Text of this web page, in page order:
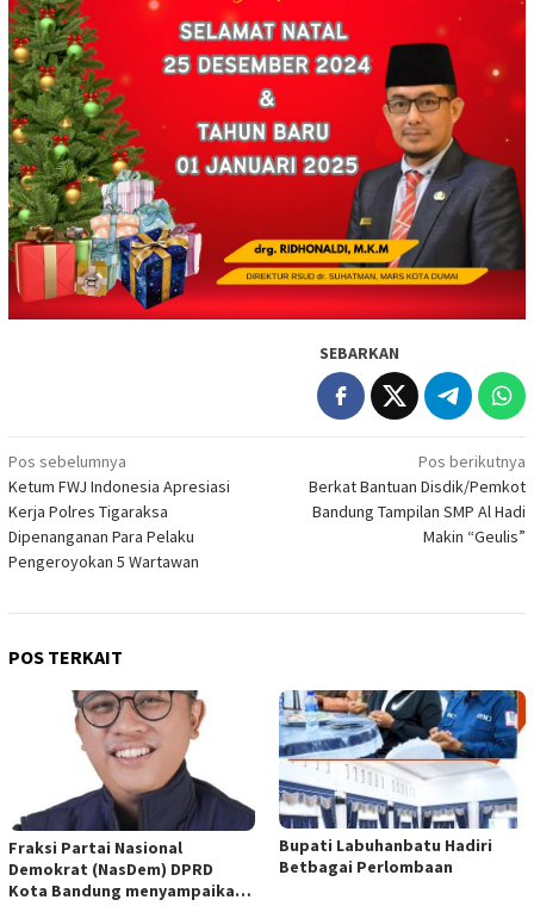
SEBARKAN
Navigasi
pos
Pos sebelumnya
Ketum FWJ Indonesia Apresiasi
Kerja Polres Tigaraksa
Dipenanganan Para Pelaku
Pengeroyokan 5 Wartawan
Pos berikutnya
Berkat Bantuan Disdik/Pemkot
Bandung Tampilan SMP Al Hadi
Makin “Geulis”
POS TERKAIT
Fraksi Partai Nasional
Demokrat (NasDem) DPRD
Kota Bandung menyampaikan
Bupati Labuhanbatu Hadiri
Betbagai Perlombaan